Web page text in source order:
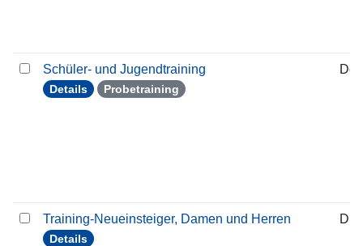
Schüler- und Jugendtraining
Details Probetraining
Training-Neueinsteiger, Damen und Herren
Details